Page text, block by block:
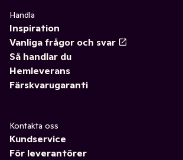
Handla
Inspiration
Vanliga frågor och svar
Så handlar du
Hemleverans
Färskvarugaranti
Kontakta oss
Kundservice
För leverantörer